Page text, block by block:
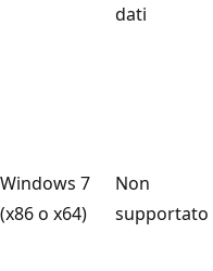
dati
Windows 7
(x86 o x64)
Non
supportato